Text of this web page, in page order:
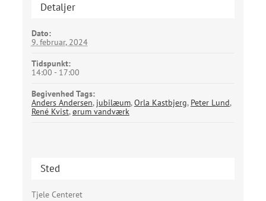
Detaljer
Dato:
9. februar, 2024
Tidspunkt:
14:00 - 17:00
Begivenhed Tags:
Anders Andersen, jubilæum,Orla Kastbjerg, Peter Lund,
René Kvist,ørum vandværk
Sted
Tjele Centeret